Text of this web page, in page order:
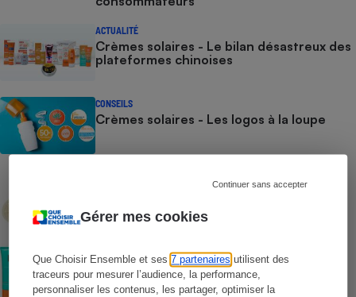
Gérer mes cookies
Que Choisir Ensemble et ses7 partenaires utilisent des
traceurs pour mesurer l’audience, la performance,
personnaliser les contenus, les partager, optimiser la
Continuer sans accepter
ACTUALITÉ
Crèmes solaires - Le bilan désastreux des
plateformes chinoises
CONSEILS
Crèmes solaires - Les logos à la loupe
Crèmes solaires - Le protocole
COMMENT NOUS TESTONS
Crèmes solaires visage - Le protocole